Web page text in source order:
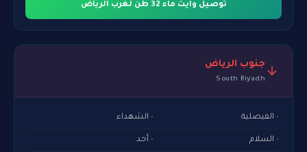
توصيل وايت ماء 32 طن لغرب الرياض
جنوب الرياض
South Riyadh
الفيصلية الشهداء
السلام أحد